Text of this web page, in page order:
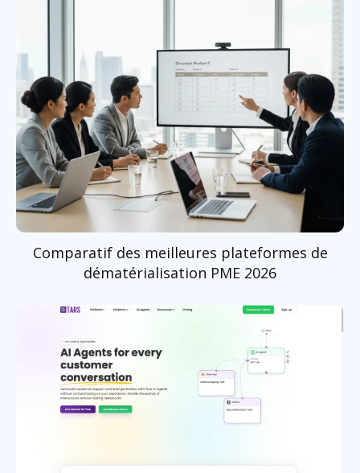
Comparatif des meilleures plateformes de
dématérialisation PME 2026